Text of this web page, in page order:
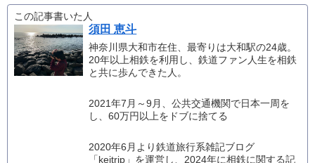
この記事書いた人
須田 恵斗
神奈川県大和市在住、最寄りは大和駅の24歳。
20年以上相鉄を利用し、鉄道ファン人生を相鉄
と共に歩んできた人。
2021年7月～9月、公共交通機関で日本一周を
し、60万円以上をドブに捨てる
2020年6月より鉄道旅行系雑記ブログ
「keitrip」を運営し、2024年に相鉄に関する記